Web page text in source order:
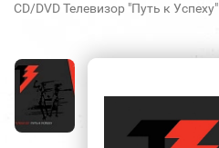
CD/DVD Телевизор "Путь к Успеху"